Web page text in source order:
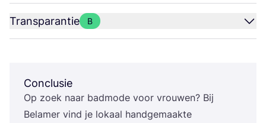
Transparantie B
Conclusie
Op zoek naar bad­mo­de voor vrou­wen? Bij
Bela­mer vind je lokaal hand­ge­maak­te